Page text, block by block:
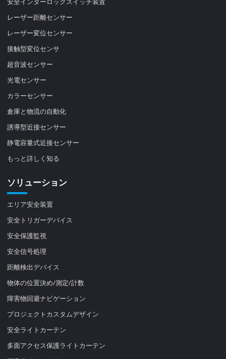
レーザー距離センサー
レーザー変位センサー
接触型変位センサ
超音波センサー
光電センサー
カラーセンサー
倉庫と物流の自動化
誘導型近接センサー
静電容量式近接センサー
もっと詳しく知る
ソリューション
エリア安全装置
安全トリガーデバイス
安全保護監視
安全信号処理
距離検出デバイス
物体の位置決め/測定/計数
障害物回避ナビゲーション
プロジェクトカスタムデザイン
安全ライトカーテン
多面アクセス保護ライトカーテン